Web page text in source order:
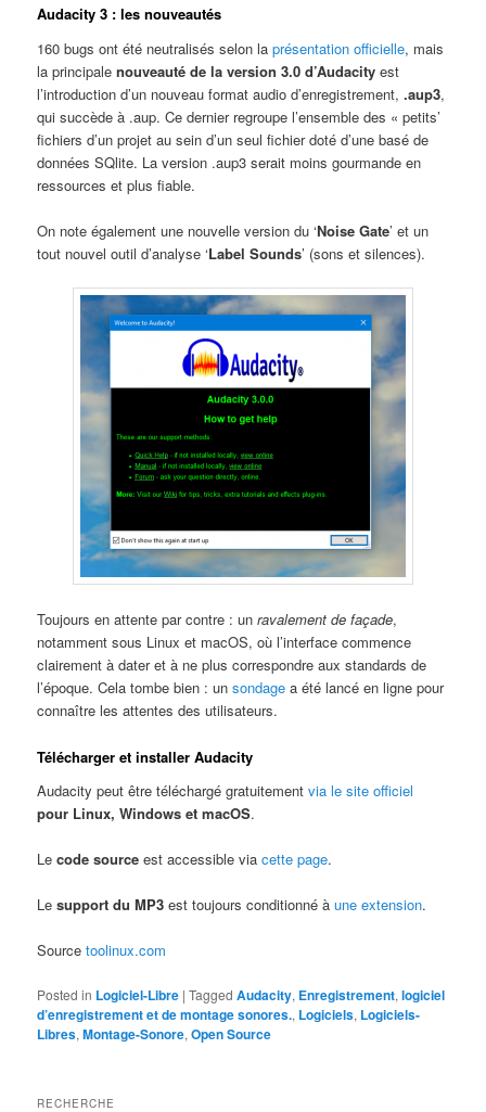
Audacity 3 : les nouveautés
160 bugs ont été neutralisés selon laprésentation officielle, mais
la principalenouveauté de la version 3.0 d’Audacity est
l’introduction d’un nouveau format audio d’enregistrement,.aup3,
qui succède à .aup. Ce dernier regroupe l’ensemble des « petits’
fichiers d’un projet au sein d’un seul fichier doté d’une basé de
données SQlite. La version .aup3 serait moins gourmande en
ressources et plus fiable.
On note également une nouvelle version du ‘Noise Gate’ et un
tout nouvel outil d’analyse ‘Label Sounds’ (sons et silences).
Toujours en attente par contre : unravalement de façade,
notamment sous Linux et macOS, où l’interface commence
clairement à dater et à ne plus correspondre aux standards de
l’époque. Cela tombe bien : unsondage a été lancé en ligne pour
connaître les attentes des utilisateurs.
Télécharger et installer Audacity
Audacity peut être téléchargé gratuitementvia le site officiel
pour Linux, Windows et macOS.
Lecode source est accessible viacette page.
Lesupport du MP3 est toujours conditionné àune extension.
Sourcetoolinux.com
Posted in Logiciel-Libre |Tagged Audacity, Enregistrement,logiciel
d’enregistrement et de montage sonores., Logiciels, Logiciels-
Libres,Montage-Sonore,Open Source
RECHERCHE